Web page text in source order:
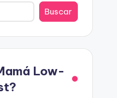
Buscar
Low-